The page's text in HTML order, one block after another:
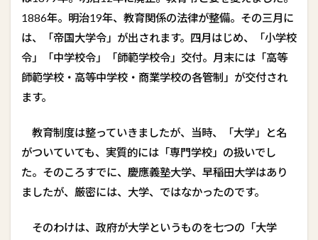
1886年。明治19年、教育関係の法律が整備。その三月に
は、「帝国大学令」が出されます。四月はじめ、「小学校
令」「中学校令」「師範学校令」交付。月末には「高等
師範学校・高等中学校・商業学校の各管制」が交付され
ます。
教育制度は整っていきましたが、当時、「大学」と名
がついていても、実質的には「専門学校」の扱いでし
た。そのころすでに、慶應義塾大学、早稲田大学はあり
ましたが、厳密には、大学、ではなかったのです。
そのわけは、政府が大学というものを七つの「大学